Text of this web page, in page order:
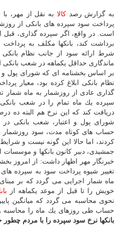
به گزارش رصدكالا به نقل از مهر،
پرداخت سود سپرده های بانكی از
است. در واقع، اگر سپرده گذاری، قبل
برداشت كند، بانكها مكلف به پرداخت
شرط ارائه سود از جانب نظام
ماندگاری حداقل یكماهه در شعب
بر اساس بخشنامه ای كه شورای پول و
نظام بانكی ابلاغ كرده بود، معیار
گذاری عادی از روزشمار به ماه شمار
سپرده یك ماه تمام را در شعب بانكی
دریافت كند كه این نرخ هم البته ده
شورای پول و اعتبار، شعب بانكی
حساب های كوتاه مدت، سود روزشمار
كردند، اما حالا این گونه نیست و
جمشیدی، دبیر كانون بانكها و موسسات
خبرنگار مهر اظهار داشت: از امروز
تغییر شیوه پرداخت سود به سپرده
ماه شمار اجرایی می گردد كه بر
خویش را تا قبل از موعد یكماهه از
نحوی محاسبه می گردد كه میانگین
حساب طی روزهای یك ماه را محاسبه
بانكها نرخ سود سپرده را با مردم